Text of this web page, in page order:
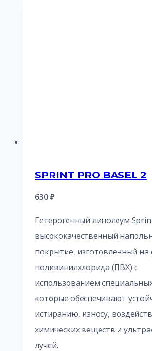
SPRINT PRO BASEL 2
630₽
Гетерогенный линолеум
высококачественный
покрытие, изготовленный на
поливинилхлорида (ПВХ) с
использованием
которые обеспечивают
истиранию, износу,
химических веществ и
лучей.